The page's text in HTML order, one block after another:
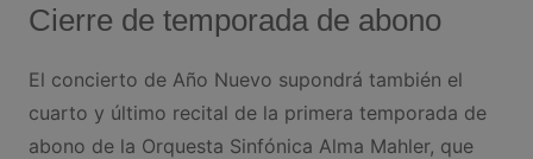
Cierre de temporada de abono
El concierto de Año Nuevo supondrá también el
cuarto y último recital de la primera temporada de
abono de la Orquesta Sinfónica Alma Mahler, que